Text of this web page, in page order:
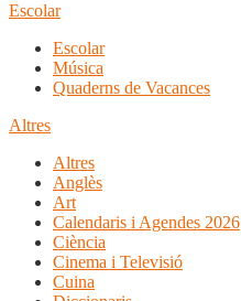
Escolar
Escolar
Música
Quaderns de Vacances
Altres
Altres
Anglès
Art
Calendaris i Agendes 2026
Ciència
Cinema i Televisió
Cuina